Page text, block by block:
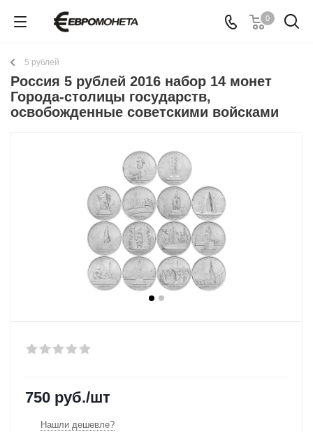
0
5 рублей
Россия 5 рублей 2016 набор 14 монет
Города-столицы государств,
освобожденные советскими войсками
750 руб./шт
Нашли дешевле?